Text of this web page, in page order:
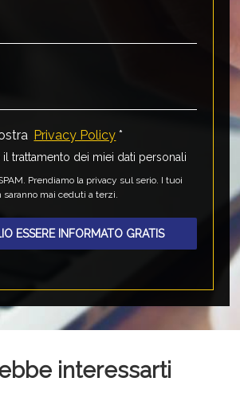
Privacy Policy *
trattamento dei miei dati personali
Prendiamo la privacy sul serio. I tuoi
saranno mai ceduti a terzi.
ESSERE INFORMATO GRATIS
interessarti